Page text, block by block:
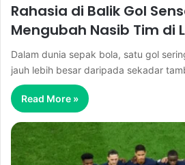
Rahasia di Balik Gol
Mengubah Nasib Tim di
Dalam dunia sepak bola, satu gol
jauh lebih besar daripada sekadar
Read More »